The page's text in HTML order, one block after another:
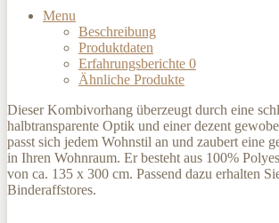
Menu
Beschreibung
Produktdaten
Erfahrungsberichte 0
Ähnliche Produkte
Dieser Kombivorhang überzeugt durch eine
halbtransparente Optik und einer dezent
passt sich jedem Wohnstil an und zaubert eine
in Ihren Wohnraum. Er besteht aus 100%
von ca. 135 x 300 cm. Passend dazu erhalten
Binderaffstores.